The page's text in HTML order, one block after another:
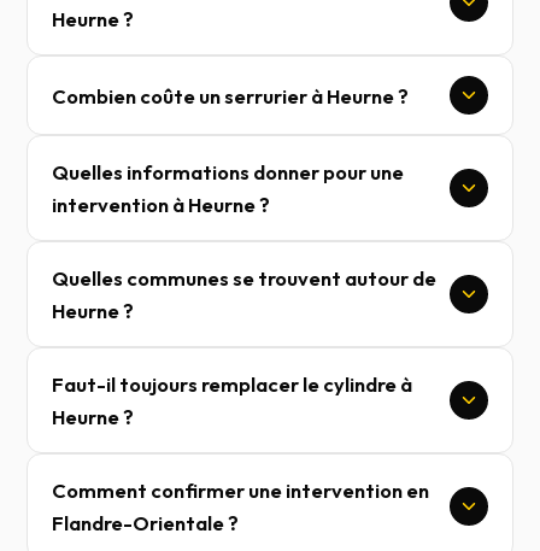
Heurne ?
Combien coûte un serrurier à Heurne ?
Quelles informations donner pour une
intervention à Heurne ?
Quelles communes se trouvent autour de
Heurne ?
Faut-il toujours remplacer le cylindre à
Heurne ?
Comment confirmer une intervention en
Flandre-Orientale ?